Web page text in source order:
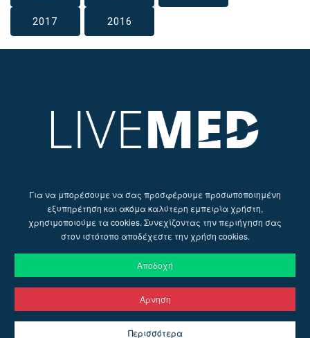
2017 2016
© 2026 Live Med | Web Design byRuler Digital Agency&
Για να μπορέσουμε να σας προσφέρουμε προσωποποιημένη
εξυπηρέτηση και ακόμα καλύτερη εμπειρία χρήστη,
χρησιμοποιούμε τα cookies. Συνεχίζοντας την περιήγηση σας
στον ιστότοπο αποδέχεστε την χρήση cookies.
Αποδοχή
Άρνηση
Περισσότερα